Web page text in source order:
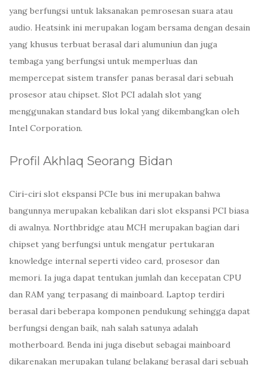
yang berfungsi untuk laksanakan pemrosesan suara atau
audio. Heatsink ini merupakan logam bersama dengan desain
yang khusus terbuat berasal dari alumuniun dan juga
tembaga yang berfungsi untuk memperluas dan
mempercepat sistem transfer panas berasal dari sebuah
prosesor atau chipset. Slot PCI adalah slot yang
menggunakan standard bus lokal yang dikembangkan oleh
Intel Corporation.
Profil Akhlaq Seorang Bidan
Ciri-ciri slot ekspansi PCIe bus ini merupakan bahwa
bangunnya merupakan kebalikan dari slot ekspansi PCI biasa
di awalnya. Northbridge atau MCH merupakan bagian dari
chipset yang berfungsi untuk mengatur pertukaran
knowledge internal seperti video card, prosesor dan
memori. Ia juga dapat tentukan jumlah dan kecepatan CPU
dan RAM yang terpasang di mainboard. Laptop terdiri
berasal dari beberapa komponen pendukung sehingga dapat
berfungsi dengan baik, nah salah satunya adalah
motherboard. Benda ini juga disebut sebagai mainboard
dikarenakan merupakan tulang belakang berasal dari sebuah